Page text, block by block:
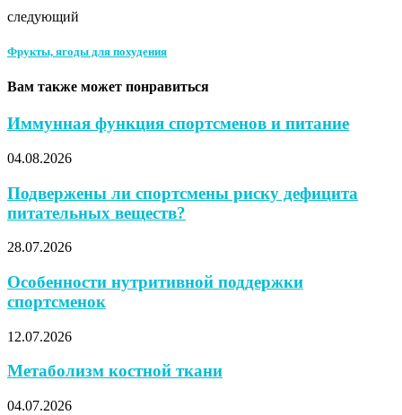
следующий
Фрукты, ягоды для похудения
Вам также может понравиться
Иммунная функция спортсменов и питание
04.08.2026
Подвержены ли спортсмены риску дефицита
питательных веществ?
28.07.2026
Особенности нутритивной поддержки
спортсменок
12.07.2026
Метаболизм костной ткани
04.07.2026